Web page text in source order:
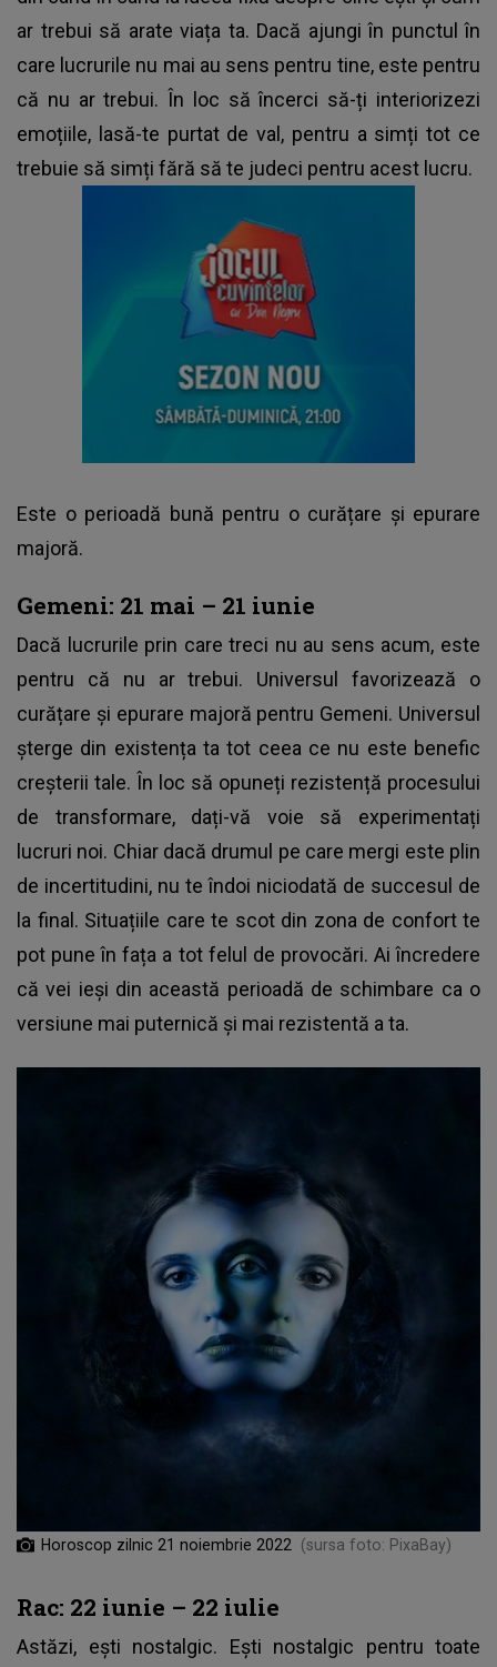
ar trebui să arate viața ta. Dacă ajungi în punctul în
care lucrurile nu mai au sens pentru tine, este pentru
că nu ar trebui. În loc să încerci să-ți interiorizezi
emoțiile, lasă-te purtat de val, pentru a simți tot ce
trebuie să simți fără să te judeci pentru acest lucru.
Este o perioadă bună pentru o curățare și epurare
majoră.
Gemeni: 21 mai – 21 iunie
Dacă lucrurile prin care treci nu au sens acum, este
pentru că nu ar trebui. Universul favorizează o
curățare și epurare majoră pentru Gemeni. Universul
șterge din existența ta tot ceea ce nu este benefic
creșterii tale. În loc să opuneți rezistență procesului
de transformare, dați-vă voie să experimentați
lucruri noi. Chiar dacă drumul pe care mergi este plin
de incertitudini, nu te îndoi niciodată de succesul de
la final. Situațiile care te scot din zona de confort te
pot pune în fața a tot felul de provocări. Ai încredere
că vei ieși din această perioadă de schimbare ca o
versiune mai puternică și mai rezistentă a ta.
Horoscop zilnic 21 noiembrie 2022 (sursa foto: PixaBay)
Rac: 22 iunie – 22 iulie
Astăzi, ești nostalgic. Ești nostalgic pentru toate